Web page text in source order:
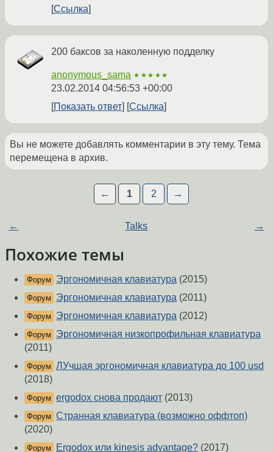
Ссылка
200 баксов за наколенную подделку
anonymous_sama ★★★★★
23.02.2014 04:56:53 +00:00
Показать ответ
Ссылка
Вы не можете добавлять комментарии в эту тему. Тема
перемещена в архив.
← 1 2 →
← Talks →
Похожие темы
Форум Эргономичная клавиатура (2015)
Форум Эргономичная клавиатура (2011)
Форум Эргономичная клавиатура (2012)
Форум
Эргономичная низкопрофильная клавиатура
(2011)
Форум ЛУчшая эргономичная клавиатура до 100 usd
(2018)
Форум ergodox снова продают (2013)
Форум Странная клавиатура (возможно оффтоп)
(2020)
Форум Ergodox или kinesis advantage? (2017)